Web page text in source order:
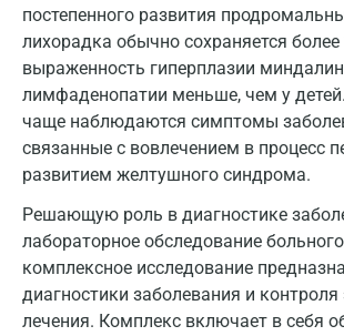
постепенного развития
лихорадка обычно сохраняется более
выраженность гиперплазии
лимфаденопатии меньше, чем у
чаще наблюдаются симптомы
связанные с вовлечением в процесс
развитием желтушного синдрома.
Решающую роль в диагностике
лабораторное обследование
комплексное исследование
диагностики заболевания и
лечения. Комплекс включает в себя
Ковров
Коломна
Королев
Кострома
Котельники
Красногорск
Краснодар